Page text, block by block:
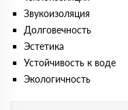
Звукоизоляция
Долговечность
Эстетика
Устойчивость к воде
Экологичность